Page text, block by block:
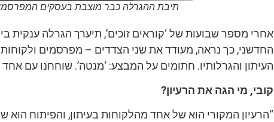
תיבת ההגרלה כבר מוצבת בעסקים
אחרי מספר שבועות של ‘קוראים זוכים’, תיערך הגרלה
החדשני, כך נראה, מעודד את שני הצדדים – מפרסמים ולקוחות
העיתון והגרלותיו. חתומים על המבצע: ‘מנטה’. שוחחנו עם
קובי, מי הגה את הרעיון?
“הרעיון המקורי הוא של אחד מהלקוחות בעיתון, והפיתוח הוא